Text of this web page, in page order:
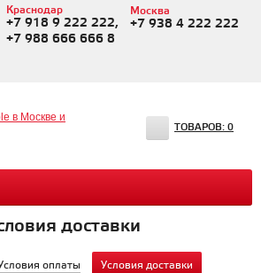
Краснодар
+7 918 9 222 222,
+7 988 666 666 8
Москва
+7 938 4 222 222
ТОВАРОВ: 0
доставки
оплаты Условия доставки